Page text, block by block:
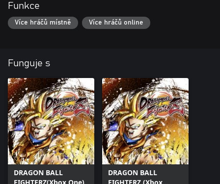
Funkce
Více hráčů místně Více hráčů online
Funguje s
DRAGON BALL
DRAGON BALL